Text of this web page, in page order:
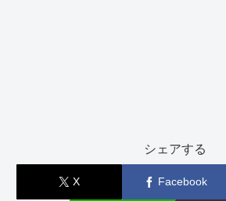
シェアする
X Facebook